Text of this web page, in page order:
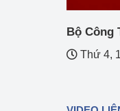
Bộ Công
Thứ 4,